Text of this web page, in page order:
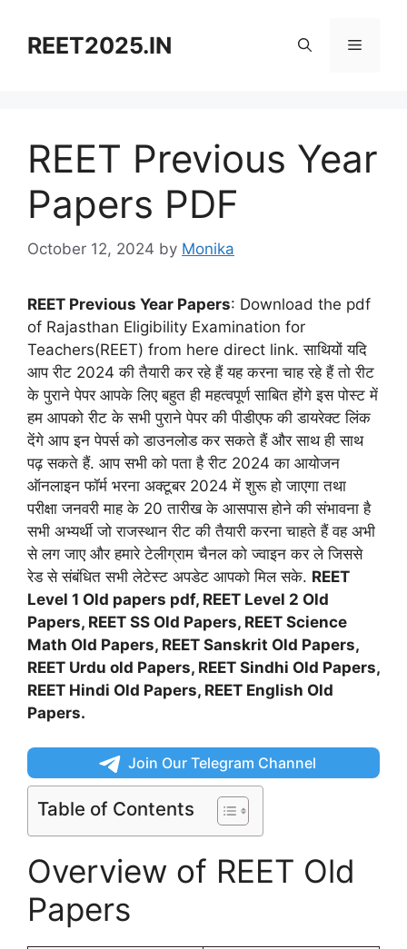
contentREET2025.IN Menu
REET Previous Year
Papers PDF
October 12, 2024 by Monika
REET Previous Year Papers: Download the pdf
of Rajasthan Eligibility Examination for
Teachers(REET) from here direct link. साथियों यदि
आप रीट 2024 की तैयारी कर रहे हैं यह करना चाह रहे हैं तो रीट
के पुराने पेपर आपके लिए बहुत ही महत्वपूर्ण साबित होंगे इस पोस्ट में
हम आपको रीट के सभी पुराने पेपर की पीडीएफ की डायरेक्ट लिंक
देंगे आप इन पेपर्स को डाउनलोड कर सकते हैं और साथ ही साथ
पढ़ सकते हैं. आप सभी को पता है रीट 2024 का आयोजन
ऑनलाइन फॉर्म भरना अक्टूबर 2024 में शुरू हो जाएगा तथा
परीक्षा जनवरी माह के 20 तारीख के आसपास होने की संभावना है
सभी अभ्यर्थी जो राजस्थान रीट की तैयारी करना चाहते हैं वह अभी
से लग जाए और हमारे टेलीग्राम चैनल को ज्वाइन कर ले जिससे
रेड से संबंधित सभी लेटेस्ट अपडेट आपको मिल सके. REET
Level 1 Old papers pdf, REET Level 2 Old
Papers, REET SS Old Papers, REET Science
Math Old Papers, REET Sanskrit Old Papers,
REET Urdu old Papers, REET Sindhi Old Papers,
REET Hindi Old Papers, REET English Old
Papers.
Join Our Telegram Channel
Table of Contents
Overview of REET Old
Papers